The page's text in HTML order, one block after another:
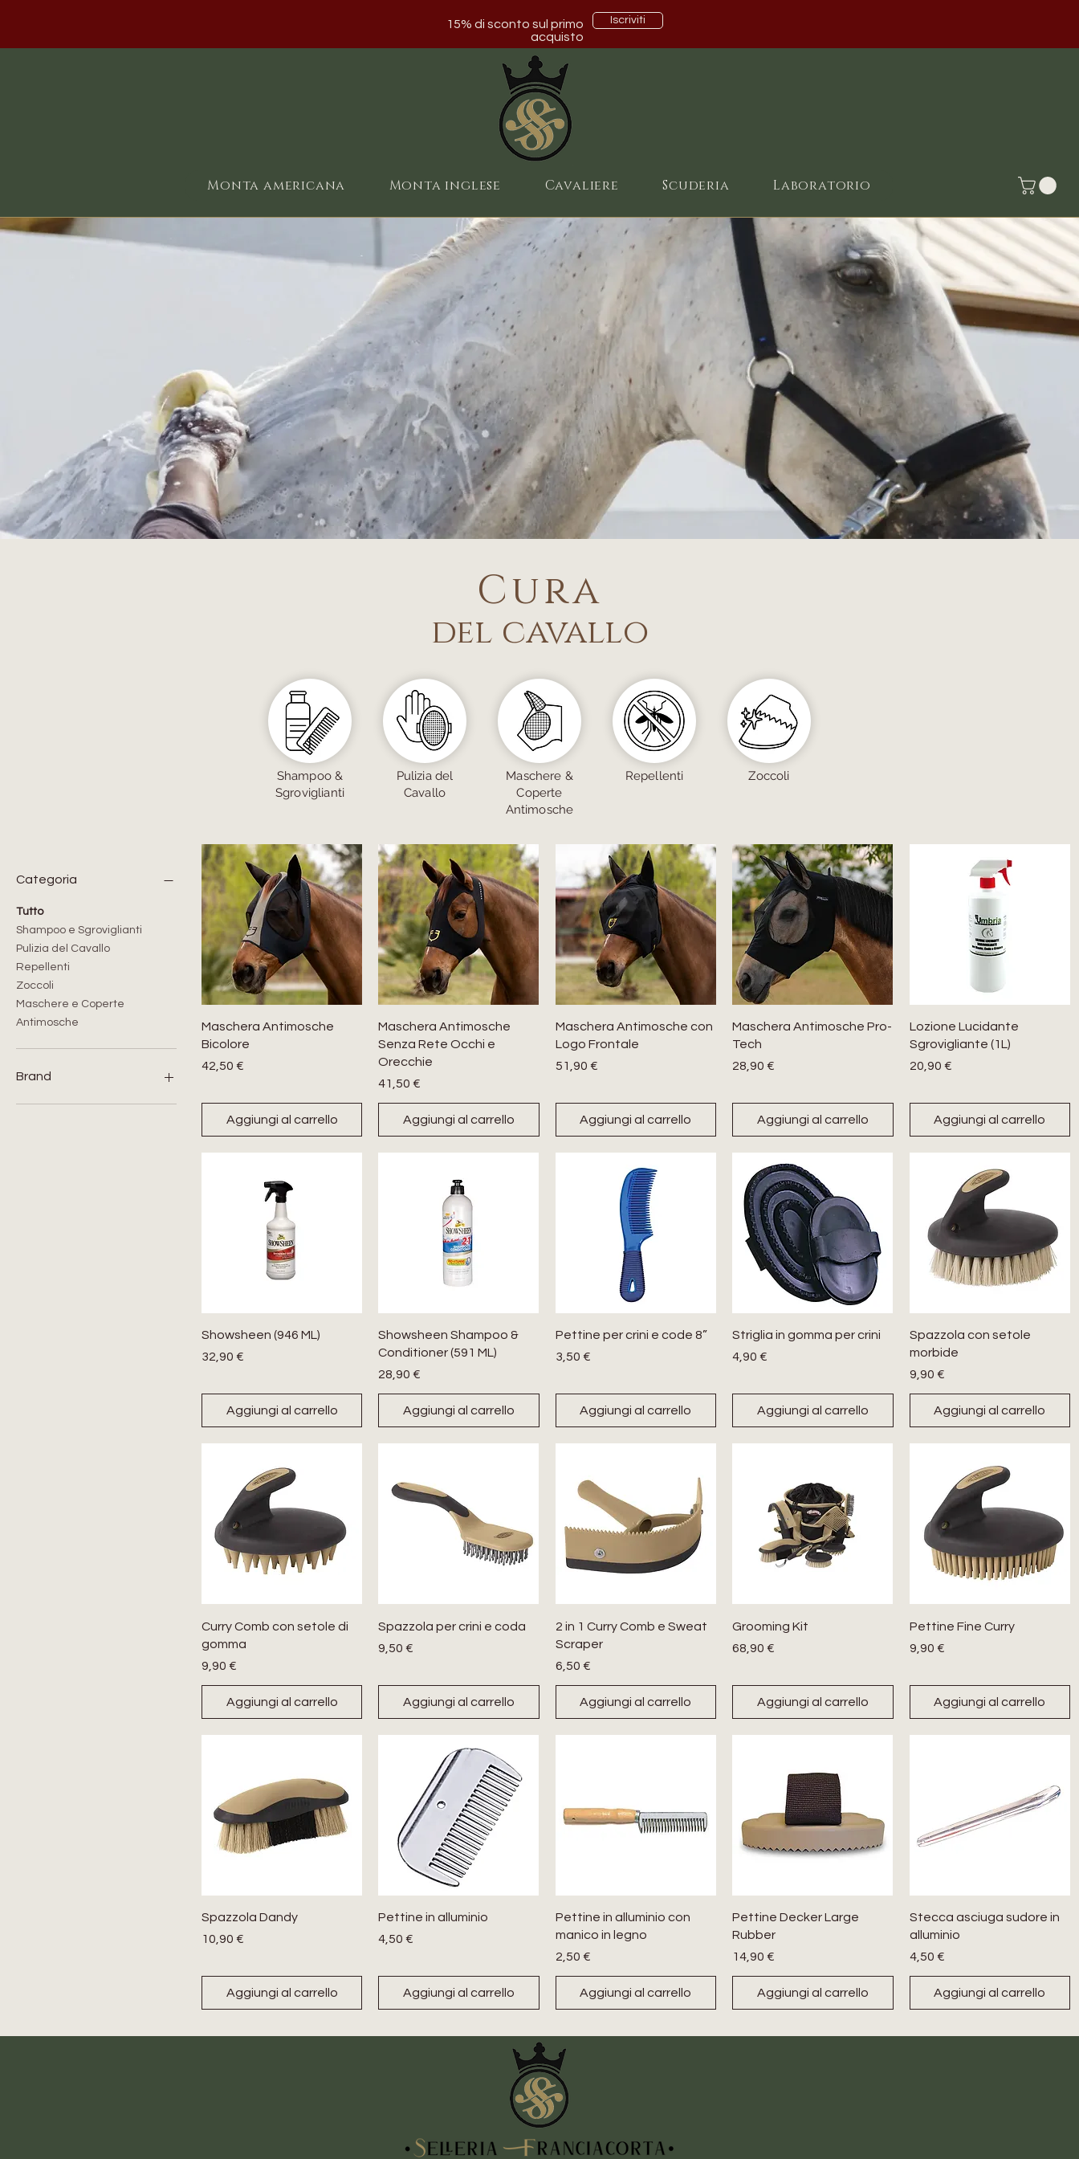
15% di sconto sul primo
acquisto
Iscriviti
Monta americana Monta inglese Cavaliere Scuderia Laboratorio
Cura
del cavallo
Shampoo &
Sgroviglianti
Pulizia del
Cavallo
Maschere &
Coperte
Antimosche
Repellenti Zoccoli
Categoria
Tutto
Shampoo e Sgroviglianti
Pulizia del Cavallo
Repellenti
Zoccoli
Maschere e Coperte
Antimosche
Brand
Amahorse
Maschera Antimosche
Bicolore
Prezzo
42,50 €
Aggiungi al carrello
Maschera Antimosche
Senza Rete Occhi e
Orecchie
Prezzo
41,50 €
Aggiungi al carrello
Maschera Antimosche con
Logo Frontale
Prezzo
51,90 €
Aggiungi al carrello
Maschera Antimosche Pro-
Tech
Prezzo
28,90 €
Aggiungi al carrello
Lozione Lucidante
Sgrovigliante (1L)
Prezzo
20,90 €
Aggiungi al carrello
Showsheen (946 ML)
Prezzo
32,90 €
Aggiungi al carrello
Showsheen Shampoo &
Conditioner (591 ML)
Prezzo
28,90 €
Aggiungi al carrello
Pettine per crini e code 8”
Prezzo
3,50 €
Aggiungi al carrello
Striglia in gomma per crini
Prezzo
4,90 €
Aggiungi al carrello
Spazzola con setole
morbide
Prezzo
9,90 €
Aggiungi al carrello
Curry Comb con setole di
gomma
Prezzo
9,90 €
Aggiungi al carrello
Spazzola per crini e coda
Prezzo
9,50 €
Aggiungi al carrello
2 in 1 Curry Comb e Sweat
Scraper
Prezzo
6,50 €
Aggiungi al carrello
Grooming Kit
Prezzo
68,90 €
Aggiungi al carrello
Pettine Fine Curry
Prezzo
9,90 €
Aggiungi al carrello
Spazzola Dandy
Prezzo
10,90 €
Aggiungi al carrello
Pettine in alluminio
Prezzo
4,50 €
Aggiungi al carrello
Pettine in alluminio con
manico in legno
Prezzo
2,50 €
Aggiungi al carrello
Pettine Decker Large
Rubber
Prezzo
14,90 €
Aggiungi al carrello
Stecca asciuga sudore in
alluminio
Prezzo
4,50 €
Aggiungi al carrello